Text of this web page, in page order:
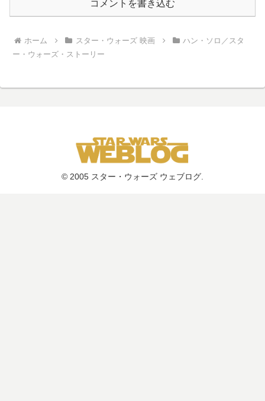
コメントを書き込む
ホーム スター・ウォーズ 映画
ハン・ソロ／スタ
ー・ウォーズ・ストーリー
© 2005 スター・ウォーズ ウェブログ.